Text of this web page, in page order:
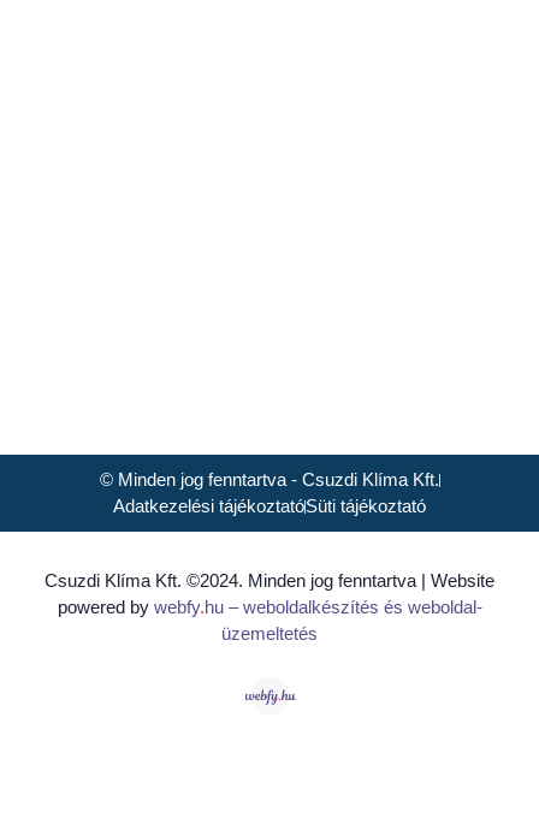
© Minden jog fenntartva - Csuzdi Klíma Kft.
Adatkezelési tájékoztatóSüti tájékoztató
Csuzdi Klíma Kft. ©2024. Minden jog fenntartva | Website
powered by webfy.hu – weboldalkészítés és weboldal-
üzemeltetés